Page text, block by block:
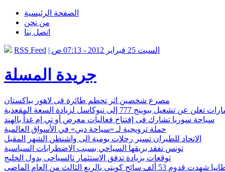
الصفحة الرئيسية
من نحن
اتصل بنا
RSS Feed | السبت 25 فبراير 2012 - 07:13 ص
جريدة المسلة
مصرع شخصين اثر تحطم طائرة فى لاهور بباكستان
تشغيل بيوينج 777 إلى نيوكاسل لزيادة السعة المقعدية
سياحة سوريا تشارك فى إفتتاح فعاليات معرض أو تي إم غداً بالهند
حملة ترويجية لـ «سياحة دبي» في الأسواق العالمية
الاتحاد للطيران تسير رحلات يومية الى واشنطن الشهر المقبل
تونس تفقد بريقها السياحي بسبب الاضطرابات السياسية
توقعات بزيادة تدفق الاستثمار تالسياحى بدول الخليج
قدوم 53 ألف سائح كويتى بالربع الثالث من العام الماضى